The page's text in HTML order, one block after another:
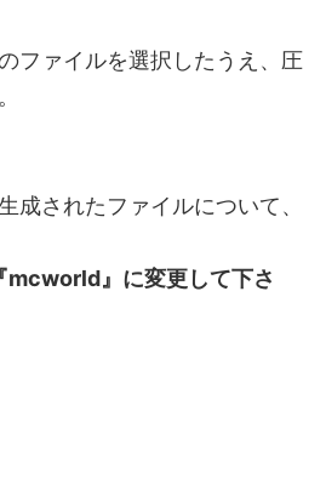
ファイルを選択したうえ、圧
成されたファイルについて、
』に変更して下さ